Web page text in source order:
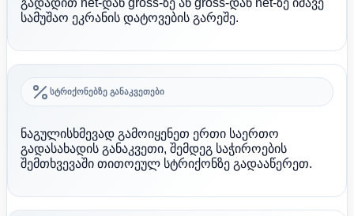
გადადით net-დან gross-ზე ან gross-დან net-ზე იმავე
სამუშაო ეკრანის დატოვების გარეშე.
სტრიქონებზე განაკვეთები
ნაგულისხმევად გამოიყენეთ ერთი საერთო
გადასახადის განაკვეთი, შემდეგ საჭიროების
შემთხვევაში თითოეულ სტრიქონზე გადააწერეთ.